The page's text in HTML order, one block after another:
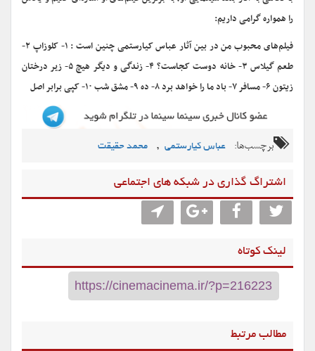
را همواره گرامی داریم:
فیلم‌های محبوب من در بین آثار عباس کیارستمی چنین است : ۱- کلوزاپ ۲-
طعم گیلاس ۳- خانه دوست کجاست؟ ۴- زندگی و دیگر هیچ ۵- زیر درختان
زیتون ۶- مسافر ۷- باد ما را خواهد برد ۸- ده ۹- مشق شب ۱۰- کپی برابر اصل
برچسب‌ها: عباس کیارستمی , محمد حقیقت
اشتراگ گذاری در شبکه های اجتماعی
لینک کوتاه
مطالب مرتبط